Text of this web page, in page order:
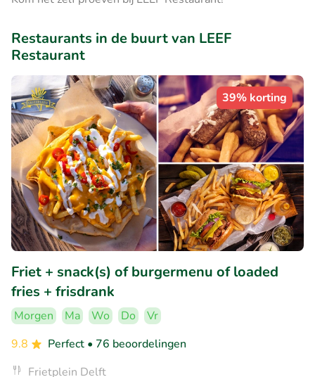
Restaurants in de buurt van LEEF
Restaurant
39% korting
Friet + snack(s) of burgermenu of loaded
fries + frisdrank
Morgen Ma Wo Do
Vr
9.8
Perfect • 76 beoordelingen
Frietplein Delft